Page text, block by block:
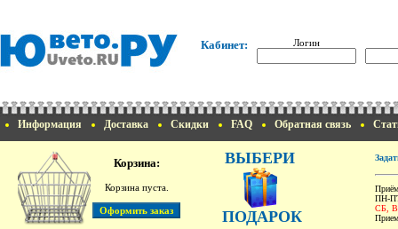
Кабинет: Логин
Информация Доставка Скидки FAQ Обратная связь
Корзина:
Корзина пуста.
ВЫБЕРИ
ПОДАРОК
ПН-
СБ,